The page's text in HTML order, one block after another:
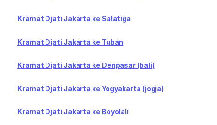
Kramat Djati Jakarta ke Salatiga
Kramat Djati Jakarta ke Tuban
Kramat Djati Jakarta ke Denpasar (bali)
Kramat Djati Jakarta ke Yogyakarta (jogja)
Kramat Djati Jakarta ke Boyolali